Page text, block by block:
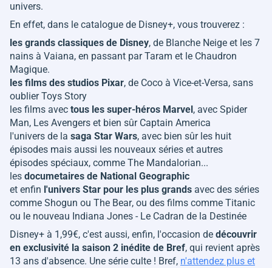
univers.
En effet, dans le catalogue de Disney+, vous trouverez :
les grands classiques de Disney, de Blanche Neige et les 7
nains à Vaiana, en passant parTaram et le Chaudron
Magique.
les films des studios Pixar, de Coco à Vice-et-Versa, sans
oublierToys Story
les films avec tous les super-héros Marvel , avec Spider
Man, Les Avengers et bien sûr Captain America
l'univers de la saga Star Wars, avec bien sûr les huit
épisodes mais aussi les nouveaux séries et autres
épisodes spéciaux, comme The Mandalorian...
les documetaires de National Geographic
et enfin l'univers Star pour les plus grands avec des séries
comme Shogun ou The Bear, ou des films comme Titanic
ou le nouveau Indiana Jones - Le Cadran de la Destinée
Disney+ à 1,99€, c'est aussi, enfin, l'occasion de découvrir
en exclusivité la saison 2 inédite de Bref, qui revient après
13 ans d'absence. Une série culte ! Bref, n'attendez plus et